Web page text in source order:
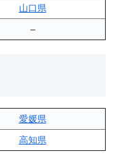
山口県
–
愛媛県
高知県